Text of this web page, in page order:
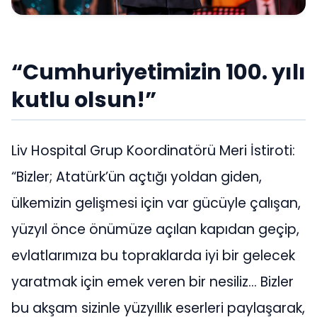
“Cumhuriyetimizin 100. yılı
kutlu olsun!”
Liv Hospital Grup Koordinatörü Meri İstiroti:
“Bizler; Atatürk’ün açtığı yoldan giden,
ülkemizin gelişmesi için var gücüyle çalışan,
yüzyıl önce önümüze açılan kapıdan geçip,
evlatlarımıza bu topraklarda iyi bir gelecek
yaratmak için emek veren bir nesiliz… Bizler
bu akşam sizinle yüzyıllık eserleri paylaşarak,